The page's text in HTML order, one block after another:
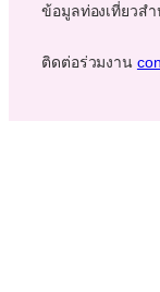
ข้อมูลท่องเที่ยวส
ติดต่อร่วมงาน